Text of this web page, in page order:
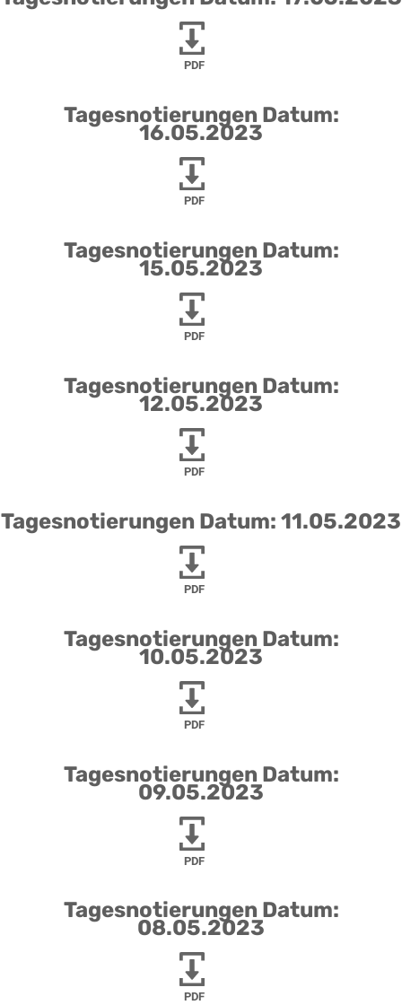
PDF
Tagesnotierungen Datum:
16.05.2023
PDF
Tagesnotierungen Datum:
15.05.2023
PDF
Tagesnotierungen Datum:
12.05.2023
PDF
Tagesnotierungen Datum: 11.05.2023
PDF
Tagesnotierungen Datum:
10.05.2023
PDF
Tagesnotierungen Datum:
09.05.2023
PDF
Tagesnotierungen Datum:
08.05.2023
PDF